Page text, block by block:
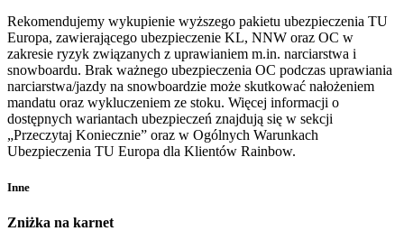
Rekomendujemy wykupienie wyższego pakietu ubezpieczenia TU
Europa, zawierającego ubezpieczenie KL, NNW oraz OC w
zakresie ryzyk związanych z uprawianiem m.in. narciarstwa i
snowboardu. Brak ważnego ubezpieczenia OC podczas uprawiania
narciarstwa/jazdy na snowboardzie może skutkować nałożeniem
mandatu oraz wykluczeniem ze stoku. Więcej informacji o
dostępnych wariantach ubezpieczeń znajdują się w sekcji
„Przeczytaj Koniecznie” oraz w Ogólnych Warunkach
Ubezpieczenia TU Europa dla Klientów Rainbow.
Inne
Zniżka na karnet